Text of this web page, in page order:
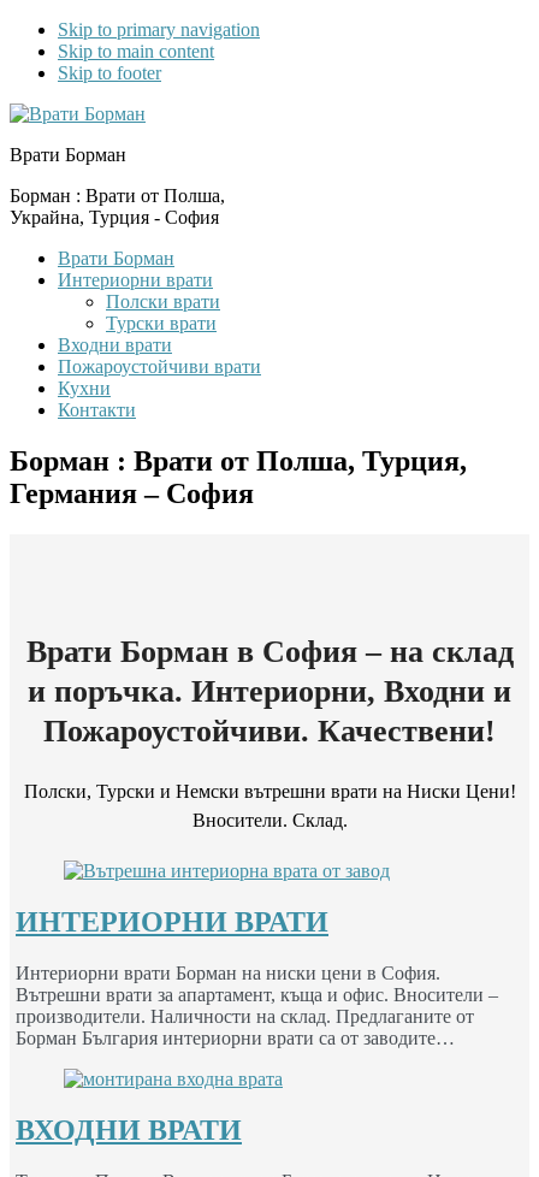
Skip to primary navigation
Skip to main content
Skip to footer
Врати Борман
Борман : Врати от Полша,
Украйна, Турция - София
Врати Борман
Интериорни врати
Полски врати
Турски врати
Входни врати
Пожароустойчиви врати
Кухни
Контакти
Борман : Врати от Полша, Турция,
Германия – София
Врати Борман в София – на склад
и поръчка. Интериорни, Входни и
Пожароустойчиви. Качествени!
Полски, Турски и Немски вътрешни врати на Ниски Цени!
Вносители. Склад.
ИНТЕРИОРНИ ВРАТИ
Интериорни врати Борман на ниски цени в София.
Вътрешни врати за апартамент, къща и офис. Вносители –
производители. Наличности на склад. Предлаганите от
Борман България интериорни врати са от заводите…
ВХОДНИ ВРАТИ